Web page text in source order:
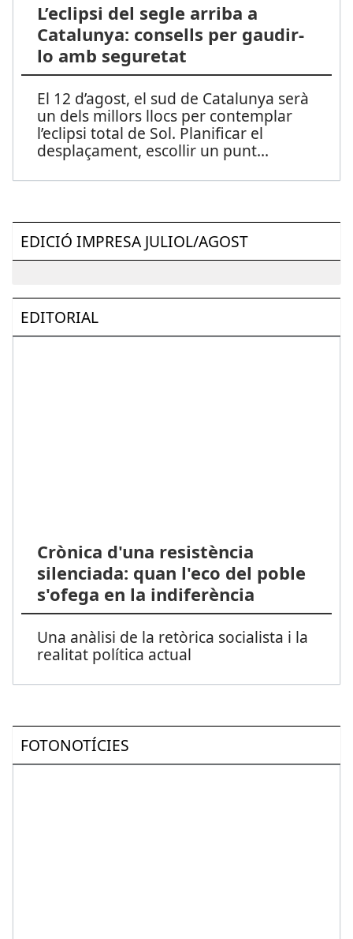
L’eclipsi del segle arriba a
Catalunya: consells per gaudir-
lo amb seguretat
El 12 d’agost, el sud de Catalunya serà
un dels millors llocs per contemplar
l’eclipsi total de Sol. Planificar el
desplaçament, escollir un punt...
EDICIÓ IMPRESA JULIOL/AGOST
EDITORIAL
Crònica d'una resistència
silenciada: quan l'eco del poble
s'ofega en la indiferència
Una anàlisi de la retòrica socialista i la
realitat política actual
FOTONOTÍCIES